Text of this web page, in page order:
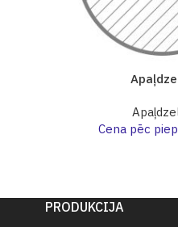
Cena pēc
PRODUKCIJA